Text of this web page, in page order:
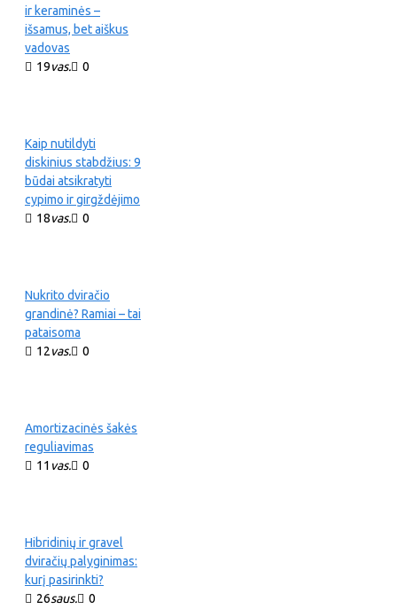
ir keraminės –
išsamus, bet aiškus
vadovas
19vas. 0
Kaip nutildyti
diskinius stabdžius: 9
būdai atsikratyti
cypimo ir girgždėjimo
18vas. 0
Nukrito dviračio
grandinė? Ramiai – tai
pataisoma
12vas. 0
Amortizacinės šakės
reguliavimas
11 vas. 0
Hibridinių ir gravel
dviračių palyginimas:
kurį pasirinkti?
26saus. 0